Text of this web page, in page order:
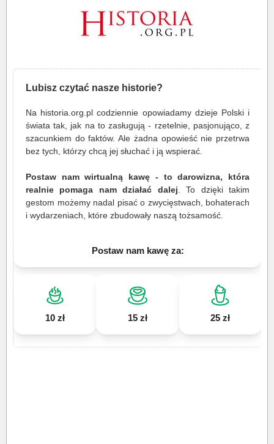
Lubisz czytać nasze historie?
Na historia.org.pl codziennie opowiadamy dzieje Polski i
świata tak, jak na to zasługują - rzetelnie, pasjonująco, z
szacunkiem do faktów. Ale żadna opowieść nie przetrwa
bez tych, którzy chcą jej słuchać i ją wspierać.
Postaw nam wirtualną kawę - to darowizna, która
realnie pomaga nam działać dalej . To dzięki takim
gestom możemy nadal pisać o zwycięstwach, bohaterach
i wydarzeniach, które zbudowały naszą tożsamość.
Postaw nam kawę za:
10 zł 15 zł 25 zł